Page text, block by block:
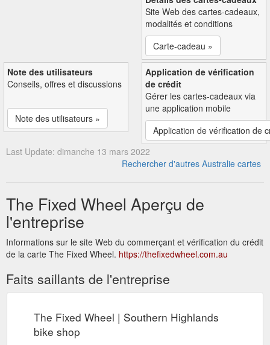
Site Web des cartes-cadeaux,
modalités et conditions
Carte-cadeau »
Note des utilisateurs
Conseils, offres et discussions
Note des utilisateurs »
Application de vérification
de crédit
Gérer les cartes-cadeaux via
une application mobile
Application de vérification de
Last Update: dimanche 13 mars 2022
Rechercher d'autres Australie cartes
The Fixed Wheel Aperçu de
l'entreprise
Informations sur le site Web du commerçant et vérification du crédit
de la carte The Fixed Wheel. https://thefixedwheel.com.au
Faits saillants de l'entreprise
The Fixed Wheel | Southern Highlands
bike shop